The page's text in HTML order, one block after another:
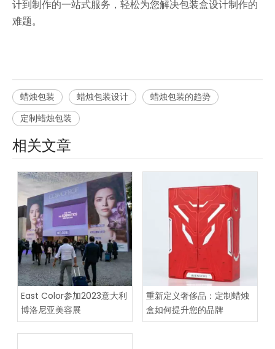
计到制作的一站式服务，轻松为您解决包装盒设计制作的
难题。
蜡烛包装 蜡烛包装设计
蜡烛包装的趋势
定制蜡烛包装
相关文章
East Color参加2023意大利
博洛尼亚美容展
重新定义奢侈品：定制蜡烛
盒如何提升您的品牌